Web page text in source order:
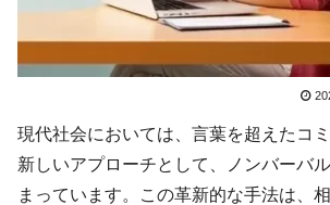
現代社会においては、言葉を超えたコ
新しいアプローチとして、ノンバーバ
まっています。この革新的な手法は、